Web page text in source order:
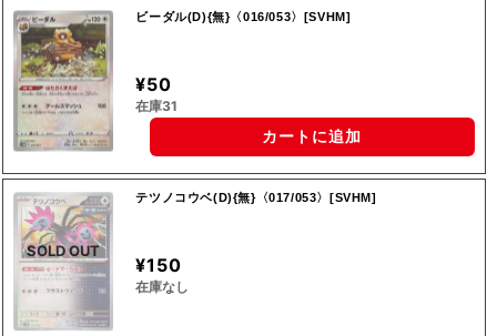
ビーダル(D){無}〈016/053〉[SVHM]
¥50
在庫31
カートに追加
SOLD OUT
テツノコウベ(D){無}〈017/053〉[SVHM]
¥150
在庫なし